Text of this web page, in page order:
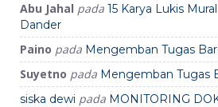
Abu Jahal pada 15 Karya Lukis
Dander
Paino pada Mengemban Tugas
Suyetno pada Mengemban Tugas
siska dewi pada MONITORING